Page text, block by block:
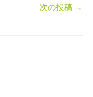
次の投稿 →